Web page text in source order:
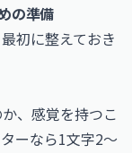
の準備
初に整えておき
、感覚を持つこ
ーなら1文字2〜